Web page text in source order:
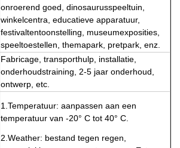
onroerend goed, dinosaurusspeeltuin,
winkelcentra, educatieve apparatuur,
festivaltentoonstelling, museumexposities,
speeltoestellen, themapark, pretpark, enz.
Fabricage, transporthulp, installatie,
onderhoudstraining, 2-5 jaar onderhoud,
ontwerp, etc.
1.Temperatuur: aanpassen aan een
temperatuur van -20° C tot 40° C.
2.Weather: bestand tegen regen,